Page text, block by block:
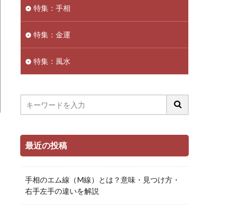
特集：手相
特集：金運
特集：風水
最近の投稿
手相のエム線（M線）とは？意味・見つけ方・
右手左手の違いを解説